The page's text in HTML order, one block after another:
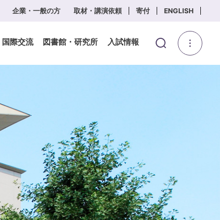
企業・一般の方 取材・講演依頼 寄付 ENGLISH
際交流 図書館・研究所 入試情報